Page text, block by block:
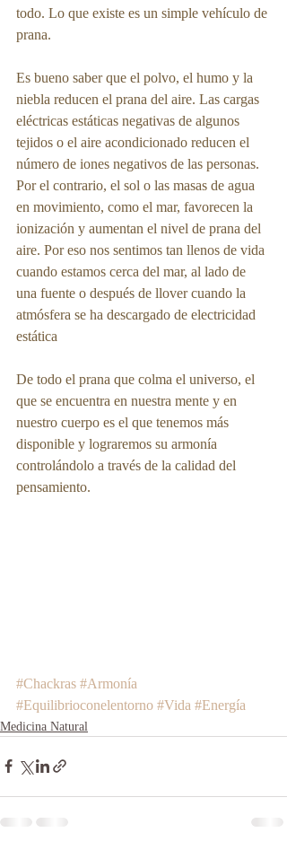
todo. Lo que existe es un simple vehículo de
prana.
Es bueno saber que el polvo, el humo y la
niebla reducen el prana del aire. Las cargas
eléctricas estáticas negativas de algunos
tejidos o el aire acondicionado reducen el
número de iones negativos de las personas.
Por el contrario, el sol o las masas de agua
en movimiento, como el mar, favorecen la
ionización y aumentan el nivel de prana del
aire. Por eso nos sentimos tan llenos de vida
cuando estamos cerca del mar, al lado de
una fuente o después de llover cuando la
atmósfera se ha descargado de electricidad
estática
De todo el prana que colma el universo, el
que se encuentra en nuestra mente y en
nuestro cuerpo es el que tenemos más
disponible y lograremos su armonía
controlándolo a través de la calidad del
pensamiento.
#Chackras #Armonía
#Equilibrioconelentorno #Vida #Energía
Medicina Natural